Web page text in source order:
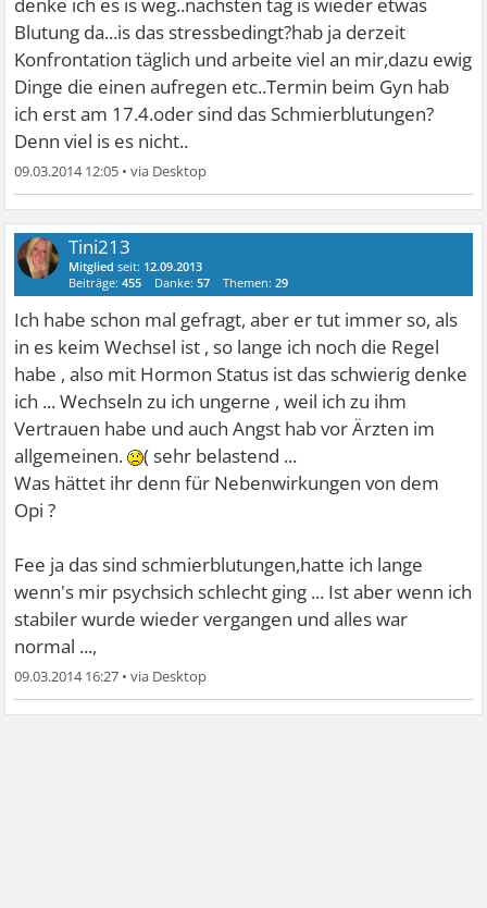
denke ich es is weg..nächsten tag is wieder etwas
Blutung da...is das stressbedingt?hab ja derzeit
Konfrontation täglich und arbeite viel an mir,dazu ewig
Dinge die einen aufregen etc..Termin beim Gyn hab
ich erst am 17.4.oder sind das Schmierblutungen?
Denn viel is es nicht..
09.03.2014 12:05 •
Tini213
Mitglied seit: 12.09.2013
Beiträge:455 Danke:57 Themen:29
Ich habe schon mal gefragt, aber er tut immer so, als
in es keim Wechsel ist , so lange ich noch die Regel
habe , also mit Hormon Status ist das schwierig denke
ich ... Wechseln zu ich ungerne , weil ich zu ihm
Vertrauen habe und auch Angst hab vor Ärzten im
allgemeinen.
( sehr belastend ...
Was hättet ihr denn für Nebenwirkungen von dem
Opi ?
Fee ja das sind schmierblutungen,hatte ich lange
wenn's mir psychsich schlecht ging ... Ist aber wenn ich
stabiler wurde wieder vergangen und alles war
normal ...,
09.03.2014 16:27 •